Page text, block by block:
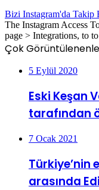
Bizi Instagram'da Takip
The Instagram Access
page > Integrations, to
Çok
5 Eylül 2020
Eski Keşan
tarafından
7 Ocak 2021
Türkiye’nin
arasında